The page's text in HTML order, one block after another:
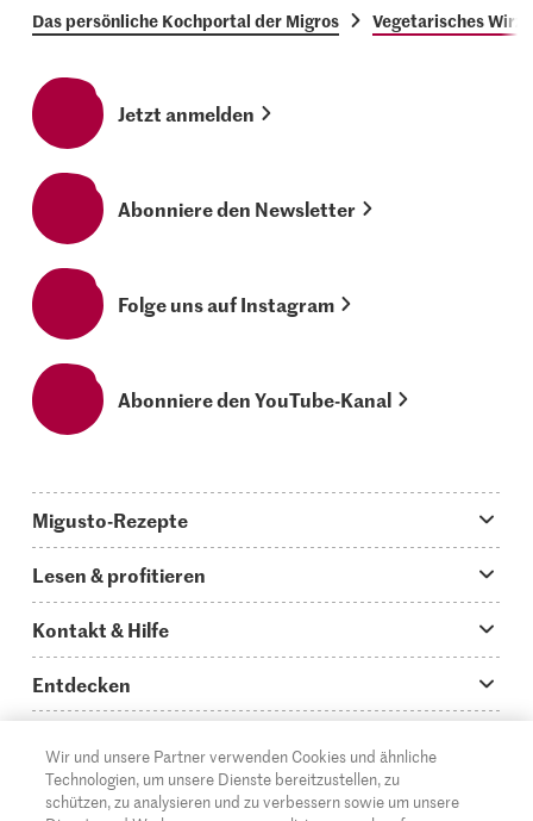
Das persönliche Kochportal der Migros Vegetarisches
Jetzt anmelden
Abonniere den Newsletter
Folge uns auf Instagram
Abonniere den YouTube-Kanal
Migusto-Rezepte
Was koche ich heute?
Hauptgerichte
Schnelle & einfache Rezepte
Apéro & Fingerfood
Backen
Lesen & profitieren
Storys
How to-Videos
Glossar
Migusto Login
Kontakt & Hilfe
Infos zum Kochen mit Migusto
Kontakt
Entdecken
Supermarkt
Migros Online
DE FR IT
Wir und unsere Partner verwenden Cookies und ähnliche
Technologien, um unsere Dienste bereitzustellen, zu
schützen, zu analysieren und zu verbessern sowie um unsere